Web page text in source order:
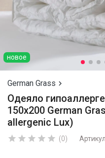
новое
German Grass 
Одеяло
150х200 German
allergenic Lux)
     (0)